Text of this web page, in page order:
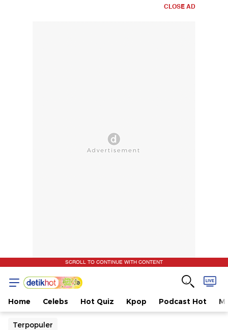
CLOSE AD
SCROLL TO CONTINUE WITH CONTENT
Home Celebs Hot Quiz Kpop Podcast Hot
Terpopuler